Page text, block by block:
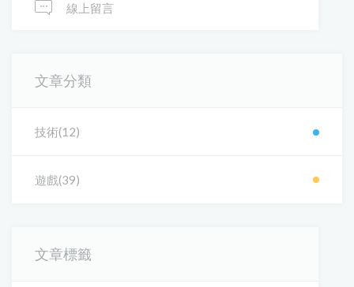
線上留言
文章分類
技術(12)
遊戲(39)
文章標籤